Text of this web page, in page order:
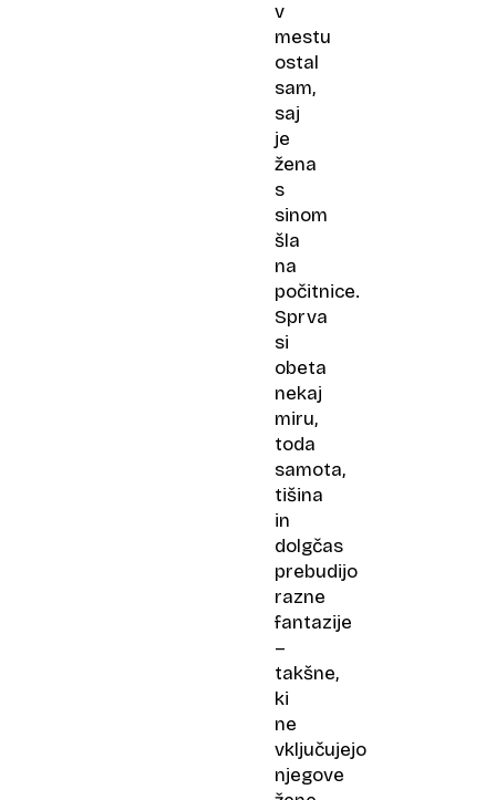
v
mestu
ostal
sam,
saj
je
žena
s
sinom
šla
na
počitnice.
Sprva
si
obeta
nekaj
miru,
toda
samota,
tišina
in
dolgčas
prebudijo
razne
fantazije
–
takšne,
ki
ne
vključujejo
njegove